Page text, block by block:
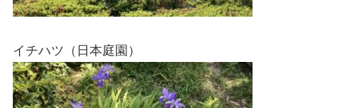
イチハツ（日本庭園）